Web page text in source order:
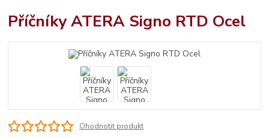
Příčníky ATERA Signo RTD Ocel
Ohodnotit produkt